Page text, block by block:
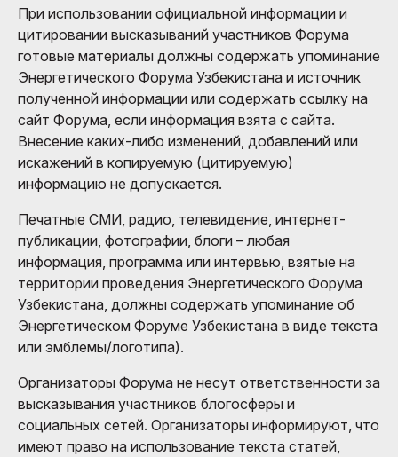
При использовании официальной информации и
цитировании высказываний участников Форума
готовые материалы должны содержать упоминание
Энергетического Форума Узбекистана и источник
полученной информации или содержать ссылку на
сайт Форума, если информация взята с сайта.
Внесение каких-либо изменений, добавлений или
искажений в копируемую (цитируемую)
информацию не допускается.
Печатные СМИ, радио, телевидение, интернет-
публикации, фотографии, блоги – любая
информация, программа или интервью, взятые на
территории проведения Энергетического Форума
Узбекистана, должны содержать упоминание об
Энергетическом Форуме Узбекистана в виде текста
или эмблемы/логотипа).
Организаторы Форума не несут ответственности за
высказывания участников блогосферы и
социальных сетей. Организаторы информируют, что
имеют право на использование текста статей,